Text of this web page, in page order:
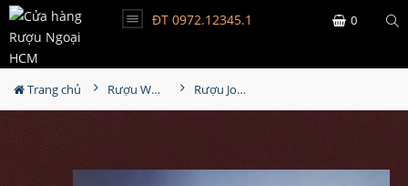
ĐT 0972.12345.1 0
Trang chủ Rượu Whisky Rượu Johnnie Walker Olivier Rousteing Couture Expression Spring